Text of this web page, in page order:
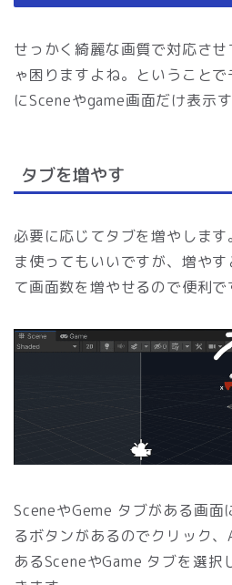
せっかく綺麗な画質で対応さ
ゃ困りますよね。ということ
にSceneやgame画面だけ表示す
タブを増やす
必要に応じてタブを増やしま
ま使ってもいいですが、増や
て画面数を増やせるので便利で
SceneやGeme タブがある画面
るボタンがあるのでクリック
あるSceneやGame タブを選択